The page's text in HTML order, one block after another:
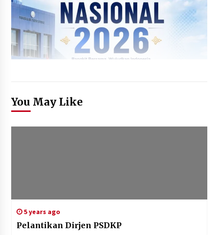
You May Like
5 years ago
Pelantikan Dirjen PSDKP